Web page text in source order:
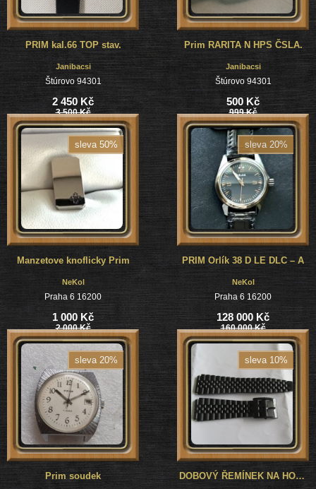
PRIM kal.66 TOP stav.
Janibacsi
Štúrovo 94301
2 450 Kč
3 500 Kč
Prim RARITA N HPS ČSLA.
Janibacsi
Štúrovo 94301
500 Kč
999 Kč
sleva 50%
Manzetove knoflicky Prim
NeKol
Praha 6 16200
1 000 Kč
2 000 Kč
sleva 20%
PRIM Orlík 38 D LE DLC – A
NeKol
Praha 6 16200
128 000 Kč
160 000 Kč
sleva 20%
Prim soudek
sleva 10%
DOBOVÝ ŘEMÍNEK NA HODINKY - POLO SPORT - 20mm - NENOŠENÝ